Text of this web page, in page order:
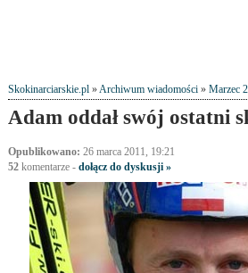
Skokinarciarskie.pl»Archiwum wiadomości» Marzec
Adam oddał swój ostatni
Opublikowano: 26 marca 2011, 19:21
52komentarze- dołącz do dyskusji »